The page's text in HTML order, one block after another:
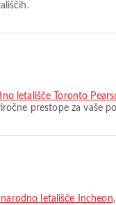
letališče Toronto
prestope za vaše
letališče Incheon,